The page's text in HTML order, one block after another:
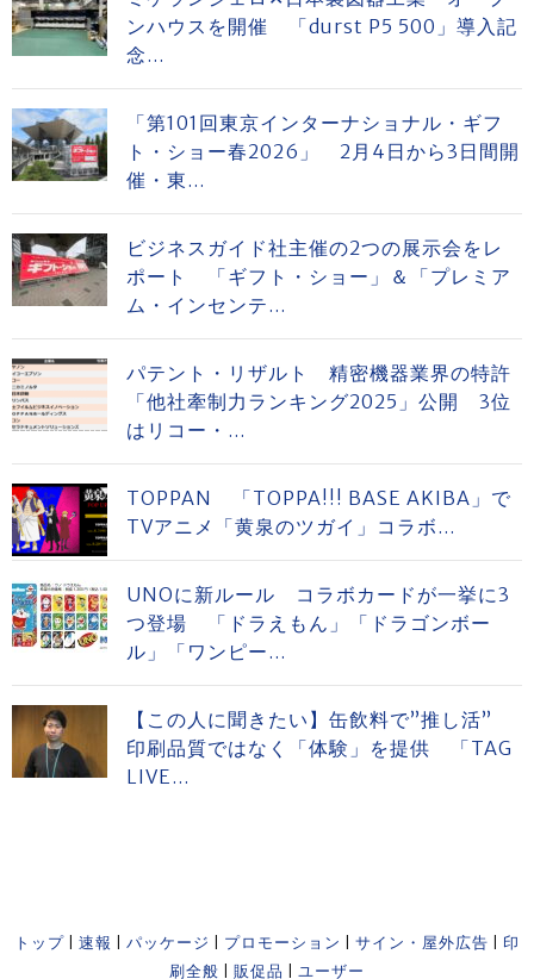
ンハウスを開催 「durst P5 500」導入記
念...
「第101回東京インターナショナル・ギフ
ト・ショー春2026」 2月4日から3日間開
催・東...
ビジネスガイド社主催の2つの展示会をレ
ポート 「ギフト・ショー」＆「プレミア
ム・インセンテ...
パテント・リザルト 精密機器業界の特許
「他社牽制力ランキング2025」公開 3位
はリコー・...
TOPPAN 「TOPPA!!! BASE AKIBA」で
TVアニメ「黄泉のツガイ」コラボ...
UNOに新ルール コラボカードが一挙に3
つ登場 「ドラえもん」「ドラゴンボー
ル」「ワンピー...
【この人に聞きたい】缶飲料で”推し活”
印刷品質ではなく「体験」を提供 「TAG
LIVE...
トップ 速報 パッケージ プロモーション サイン・屋外広告
印
刷全般
販促品 ユーザー